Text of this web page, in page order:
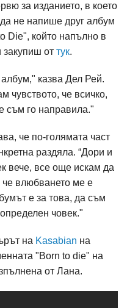
за изданието, в което
не напише друг албум
Die", който напълно в
от тук.
казва Дел Рей.
чувството, че всичко,
съм го направила."
че по-голямата част
раздяла. “Дори и
вече, все още искам да
влюбването ме е
е за това, да съм
човек."
на Kasabian на
"Born to die" на
от Лана.